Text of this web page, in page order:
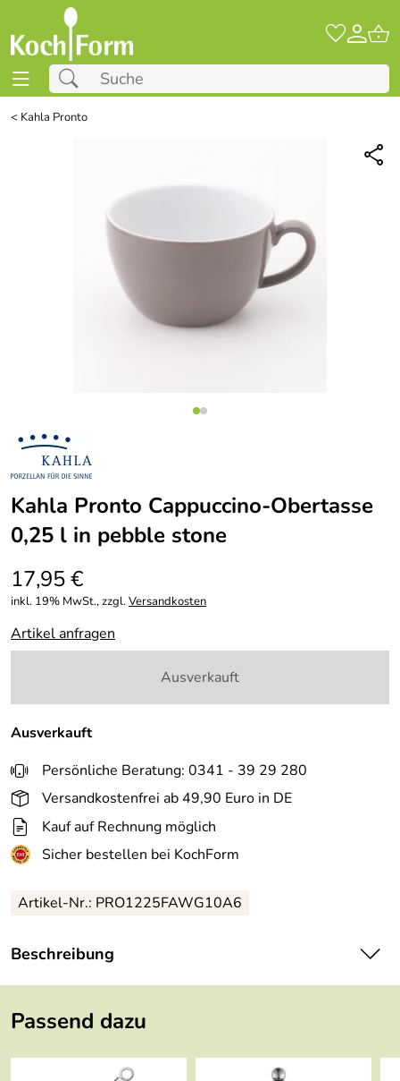
< Kahla Pronto
Kahla Pronto Cappuccino-Obertasse
0,25 l in pebble stone
17,95 €
inkl. 19% MwSt., zzgl.Versandkosten
Artikel anfragen
Ausverkauft
Ausverkauft
Persönliche Beratung: 0341 - 39 29 280
Versandkostenfrei ab 49,90 Euro in DE
Kauf auf Rechnung möglich
Sicher bestellen bei KochForm
Artikel-Nr.: PRO1225FAWG10A6
Beschreibung
Kahla Pronto Cappuccino-Obertasse 0,25 l in pebble
0,25 l in pebble stone:
Passend dazu